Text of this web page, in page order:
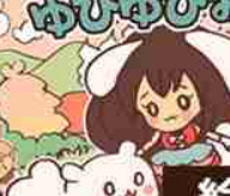
キュレーターから探す
Legendary
ジェクト 調達額が大